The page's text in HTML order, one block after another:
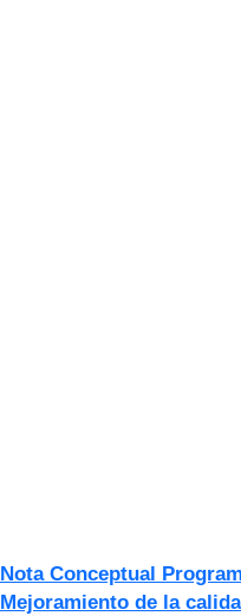
Nota Conceptual
Mejoramiento de la